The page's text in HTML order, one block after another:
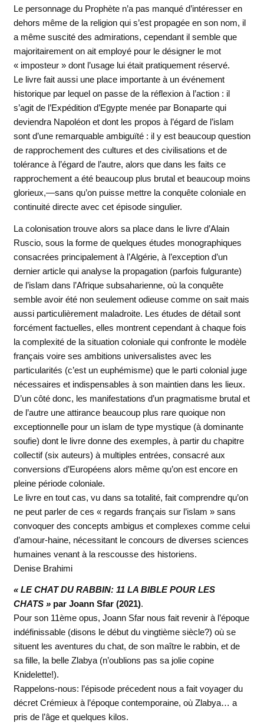
Le personnage du Prophète n’a pas manqué d’intéresser en
dehors même de la religion qui s’est propagée en son nom, il
a même suscité des admirations, cependant il semble que
majoritairement on ait employé pour le désigner le mot
« imposteur » dont l’usage lui était pratiquement réservé.
Le livre fait aussi une place importante à un événement
historique par lequel on passe de la réflexion à l’action : il
s’agit de l’Expédition d’Egypte menée par Bonaparte qui
deviendra Napoléon et dont les propos à l’égard de l’islam
sont d’une remarquable ambiguïté : il y est beaucoup question
de rapprochement des cultures et des civilisations et de
tolérance à l’égard de l’autre, alors que dans les faits ce
rapprochement a été beaucoup plus brutal et beaucoup moins
glorieux,—sans qu’on puisse mettre la conquête coloniale en
continuité directe avec cet épisode singulier.
La colonisation trouve alors sa place dans le livre d’Alain
Ruscio, sous la forme de quelques études monographiques
consacrées principalement à l’Algérie, à l’exception d’un
dernier article qui analyse la propagation (parfois fulgurante)
de l’islam dans l’Afrique subsaharienne, où la conquête
semble avoir été non seulement odieuse comme on sait mais
aussi particulièrement maladroite. Les études de détail sont
forcément factuelles, elles montrent cependant à chaque fois
la complexité de la situation coloniale qui confronte le modèle
français voire ses ambitions universalistes avec les
particularités (c’est un euphémisme) que le parti colonial juge
nécessaires et indispensables à son maintien dans les lieux.
D’un côté donc, les manifestations d’un pragmatisme brutal et
de l’autre une attirance beaucoup plus rare quoique non
exceptionnelle pour un islam de type mystique (à dominante
soufie) dont le livre donne des exemples, à partir du chapitre
collectif (six auteurs) à multiples entrées, consacré aux
conversions d’Européens alors même qu’on est encore en
pleine période coloniale.
Le livre en tout cas, vu dans sa totalité, fait comprendre qu’on
ne peut parler de ces « regards français sur l’islam » sans
convoquer des concepts ambigus et complexes comme celui
d’amour-haine, nécessitant le concours de diverses sciences
humaines venant à la rescousse des historiens.
Denise Brahimi
« LE CHAT DU RABBIN: 11 LA BIBLE POUR LES
CHATS »par Joann Sfar (2021).
Pour son 11ème opus, Joann Sfar nous fait revenir à l’époque
indéfinissable (disons le début du vingtième siècle?) où se
situent les aventures du chat, de son maître le rabbin, et de
sa fille, la belle Zlabya (n’oublions pas sa jolie copine
Knidelette!).
Rappelons-nous: l’épisode précedent nous a fait voyager du
décret Crémieux à l’époque contemporaine, où Zlabya… a
pris de l’âge et quelques kilos.